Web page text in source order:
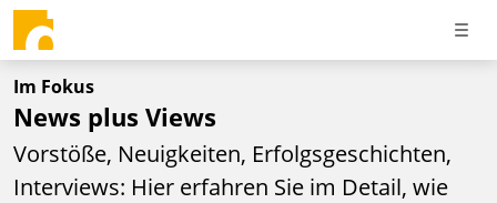
Im Fokus
News plus Views
Vorstöße, Neuigkeiten, Erfolgsgeschichten,
Interviews: Hier erfahren Sie im Detail, wie